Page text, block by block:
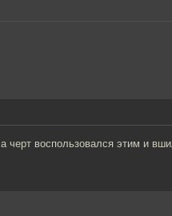
черт воспользовался этим и